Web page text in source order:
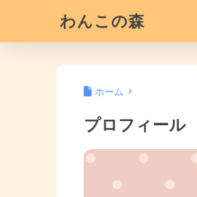
わんこの森
ホーム
プロフィール